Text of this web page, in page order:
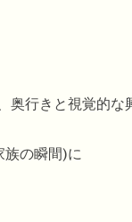
奥行きと視覚的
族の瞬間)に